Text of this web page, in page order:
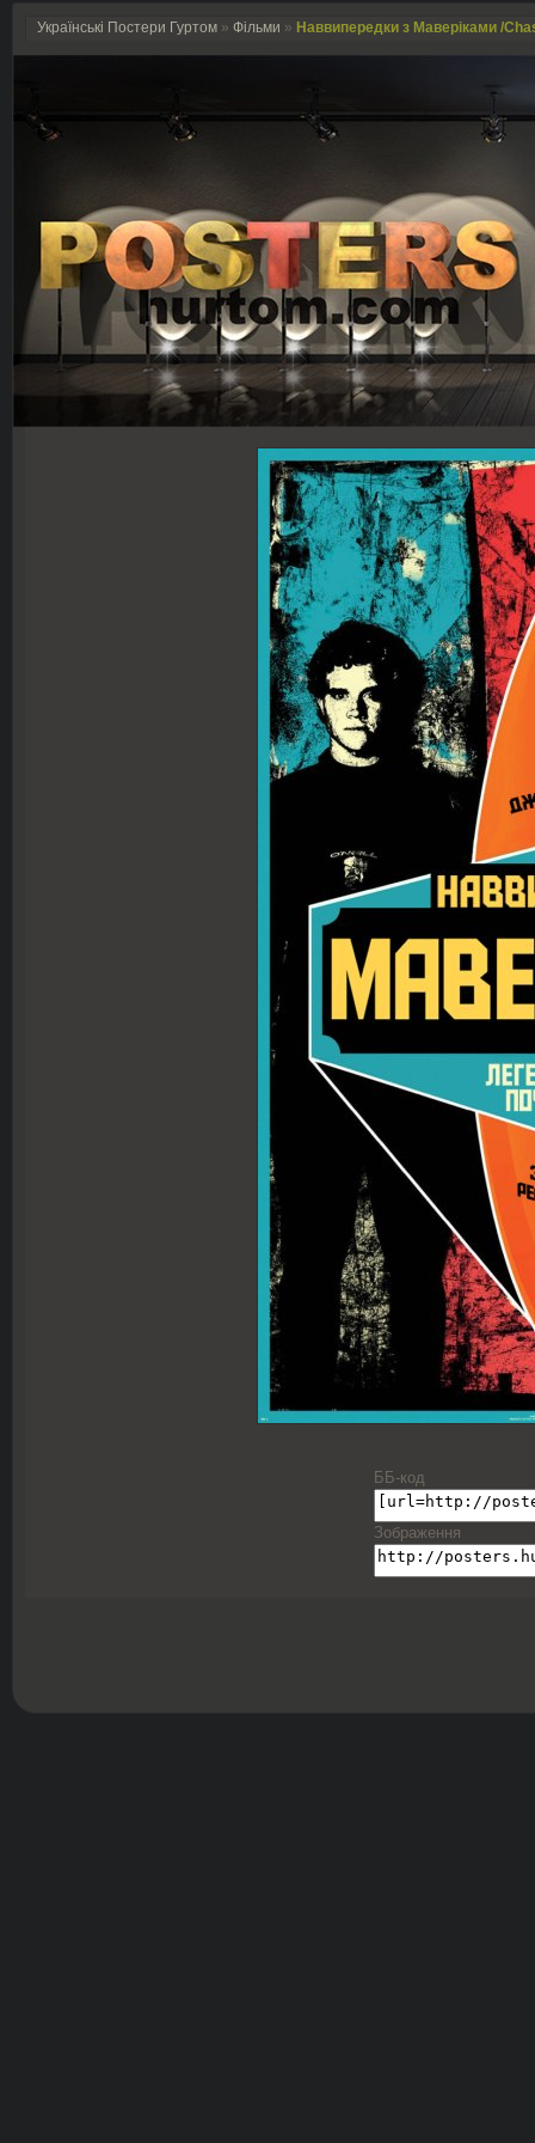
Українські Постери Гуртом » Фільми » Наввипередки з Маверіками /
ББ-код
Зображення